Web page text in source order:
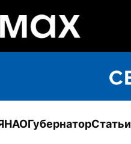
ГубернаторСтатьи